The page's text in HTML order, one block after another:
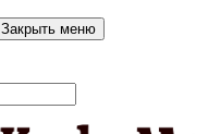
Закрыть меню